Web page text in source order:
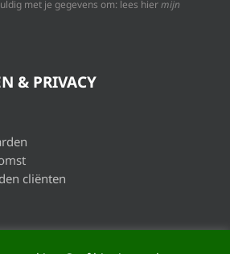
met je gegevens om: lees hiermijn
& PRIVACY
cliënten